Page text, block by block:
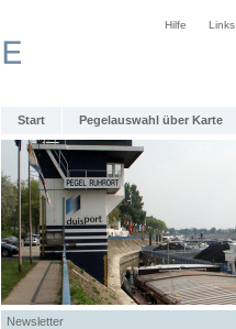
Hilfe Links
Start Pegelauswahl über Karte
Newsletter